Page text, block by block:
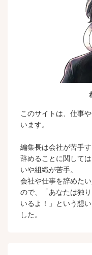
このサイトは、仕事
います。
編集長は会社が苦手
辞めることに関して
いや組織が苦手。
会社や仕事を辞めた
ので、「あなたは独
いるよ！」という想
した。